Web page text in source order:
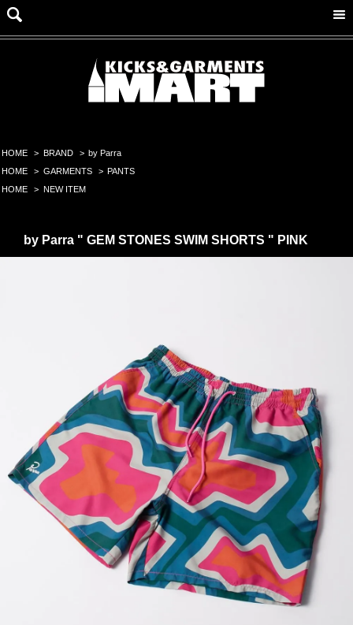
HOME > BRAND > by Parra
HOME
> GARMENTS > PANTS
HOME
> NEW ITEM
by Parra " GEM STONES SWIM SHORTS " PINK